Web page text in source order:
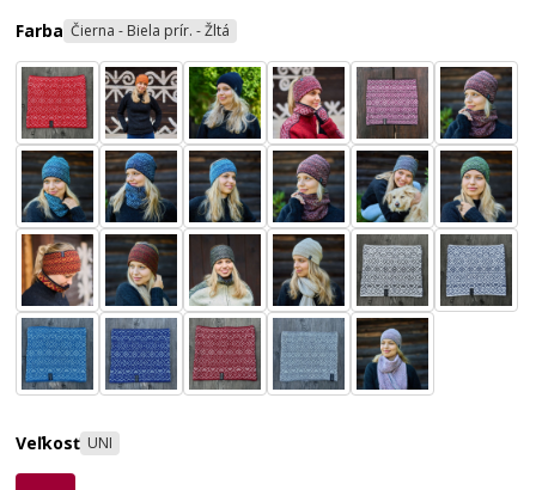
Farba Čierna - Biela prír. - Žltá
Veľkosť UNI